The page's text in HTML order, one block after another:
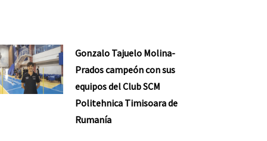
Gonzalo Tajuelo Molina-
Prados campeón con sus
equipos del Club SCM
Politehnica Timisoara de
Rumanía